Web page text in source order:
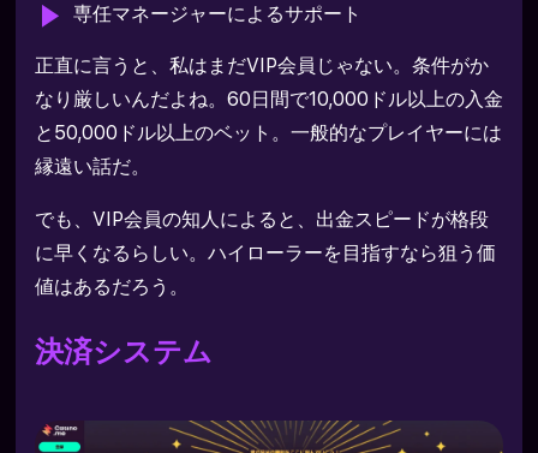
専任マネージャーによるサポート
正直に言うと、私はまだVIP会員じゃない。条件がか
なり厳しいんだよね。60日間で10,000ドル以上の入金
と50,000ドル以上のベット。一般的なプレイヤーには
縁遠い話だ。
でも、VIP会員の知人によると、出金スピードが格段
に早くなるらしい。ハイローラーを目指すなら狙う価
値はあるだろう。
決済システム